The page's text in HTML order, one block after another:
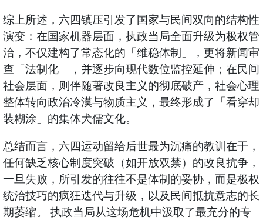
综上所述，六四镇压引发了国家与民间双向的结构性
演变：在国家机器层面，执政当局全面升级为极权管
治，不仅建构了常态化的「维稳体制」，更将新闻审
查「法制化」，并逐步向现代数位监控延伸；在民间
社会层面，则伴随著改良主义的彻底破产，社会心理
整体转向政治冷漠与物质主义，最终形成了「看穿却
装糊涂」的集体犬儒文化。
总结而言，六四运动留给后世最为沉痛的教训在于，
任何缺乏核心制度突破（如开放双禁）的改良抗争，
一旦失败，所引发的往往不是体制的妥协，而是极权
统治技巧的疯狂迭代与升级，以及民间抵抗意志的长
期萎缩。 执政当局从这场危机中汲取了最充分的专